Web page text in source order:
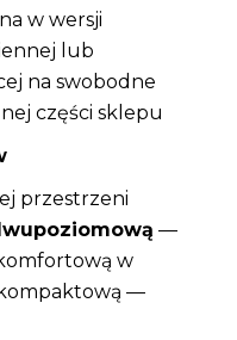
w wersji
lub
na swobodne
części sklepu
przestrzeni
—
w
—